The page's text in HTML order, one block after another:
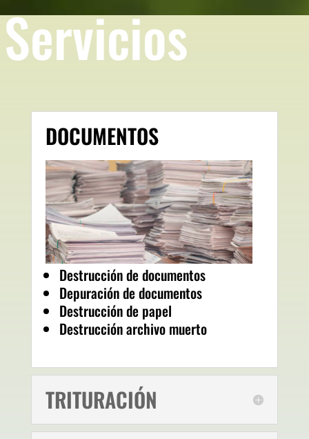
Servicios
DOCUMENTOS
Destrucción de documentos
Depuración de documentos
Destrucción de papel
Destrucción archivo muerto
TRITURACIÓN